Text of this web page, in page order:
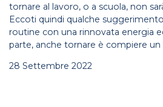
tornare al lavoro, o a scuola, non
Eccoti quindi qualche
routine con una rinnovata energia
parte, anche tornare è compiere
28 Settembre 2022